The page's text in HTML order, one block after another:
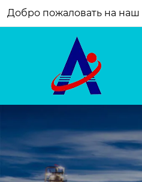
Добро пожаловать на наш